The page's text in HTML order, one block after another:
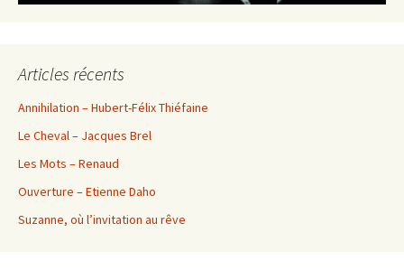
Articles récents
Annihilation – Hubert-Félix Thiéfaine
Le Cheval – Jacques Brel
Les Mots – Renaud
Ouverture – Etienne Daho
Suzanne, où l’invitation au rêve